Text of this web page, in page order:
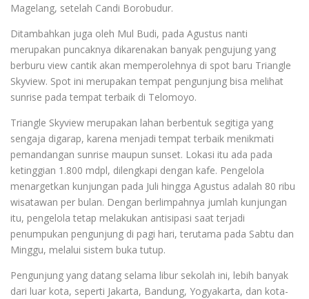
Magelang, setelah Candi Borobudur.
Ditambahkan juga oleh Mul Budi, pada Agustus nanti
merupakan puncaknya dikarenakan banyak pengujung yang
berburu view cantik akan memperolehnya di spot baru Triangle
Skyview. Spot ini merupakan tempat pengunjung bisa melihat
sunrise pada tempat terbaik di Telomoyo.
Triangle Skyview merupakan lahan berbentuk segitiga yang
sengaja digarap, karena menjadi tempat terbaik menikmati
pemandangan sunrise maupun sunset. Lokasi itu ada pada
ketinggian 1.800 mdpl, dilengkapi dengan kafe. Pengelola
menargetkan kunjungan pada Juli hingga Agustus adalah 80 ribu
wisatawan per bulan. Dengan berlimpahnya jumlah kunjungan
itu, pengelola tetap melakukan antisipasi saat terjadi
penumpukan pengunjung di pagi hari, terutama pada Sabtu dan
Minggu, melalui sistem buka tutup.
Pengunjung yang datang selama libur sekolah ini, lebih banyak
dari luar kota, seperti Jakarta, Bandung, Yogyakarta, dan kota-